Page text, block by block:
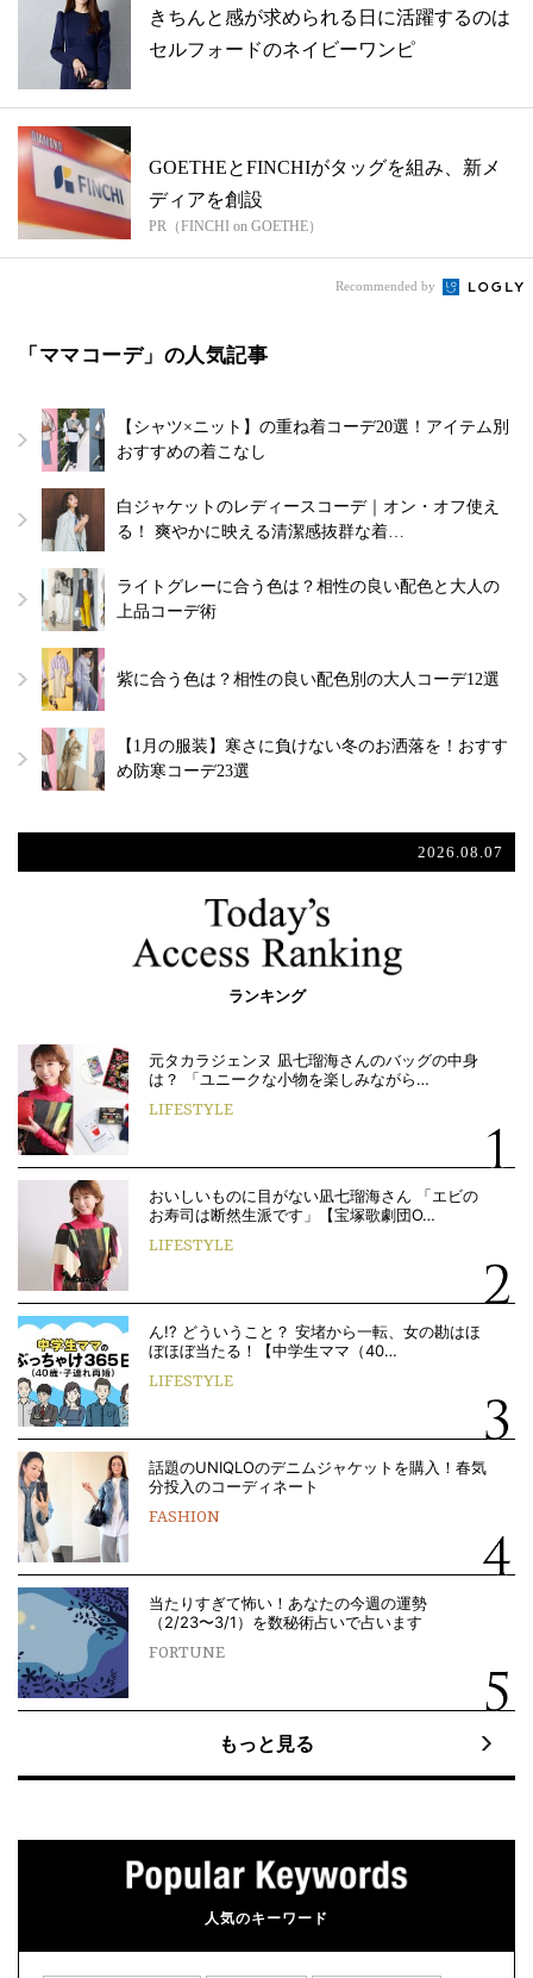
きちんと感が求められる日に活躍するのは
セルフォードのネイビーワンピ
GOETHEとFINCHIがタッグを組み、新メ
ディアを創設
PR（FINCHI on GOETHE）
Recommended by
「ママコーデ」の人気記事
【シャツ×ニット】の重ね着コーデ20選！アイテム別
おすすめの着こなし
白ジャケットのレディースコーデ｜オン・オフ使え
る！ 爽やかに映える清潔感抜群な着…
ライトグレーに合う色は？相性の良い配色と大人の
上品コーデ術
紫に合う色は？相性の良い配色別の大人コーデ12選
【1月の服装】寒さに負けない冬のお洒落を！おすす
め防寒コーデ23選
2026.08.07
ランキング
元タカラジェンヌ 凪七瑠海さんのバッグの中身
は？ 「ユニークな小物を楽しみながら…
LIFESTYLE
おいしいものに目がない凪七瑠海さん 「エビの
お寿司は断然生派です」【宝塚歌劇団O…
LIFESTYLE
ん!? どういうこと？ 安堵から一転、女の勘はほ
ぼほぼ当たる！【中学生ママ（40…
LIFESTYLE
話題のUNIQLOのデニムジャケットを購入！春気
分投入のコーディネート
FASHION
当たりすぎて怖い！あなたの今週の運勢
（2/23〜3/1）を数秘術占いで占います
FORTUNE
もっと見る
人気のキーワード